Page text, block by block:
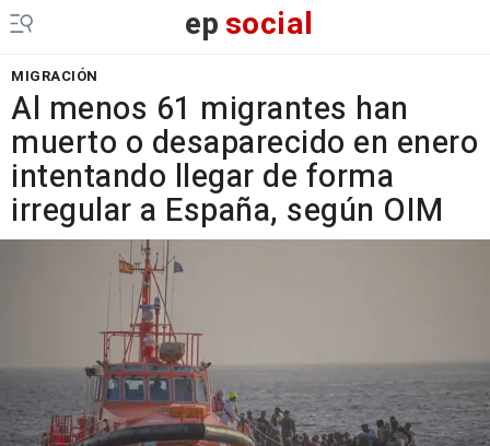
epsocial
MIGRACIÓN
Al menos 61 migrantes han
muerto o desaparecido en enero
intentando llegar de forma
irregular a España, según OIM